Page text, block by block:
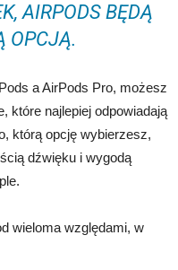
AIRPODS BĘDĄ
OPCJĄ.
a AirPods Pro, możesz
które najlepiej odpowiadają
którą opcję wybierzesz,
dźwięku i wygodą
wieloma względami, w